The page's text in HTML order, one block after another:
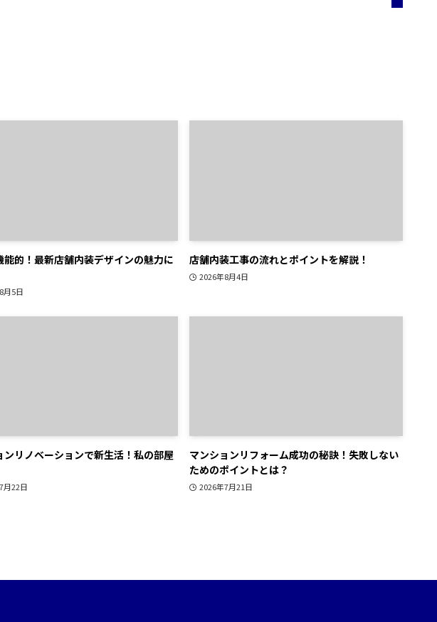
能的！最新店舗内装デザインの魅力に
月5日
店舗内装工事の流れとポイントを解説！
2026年8月4日
ンリノベーションで新生活！私の部屋
月22日
マンションリフォーム成功の秘訣！失敗しない
ためのポイントとは？
2026年7月21日